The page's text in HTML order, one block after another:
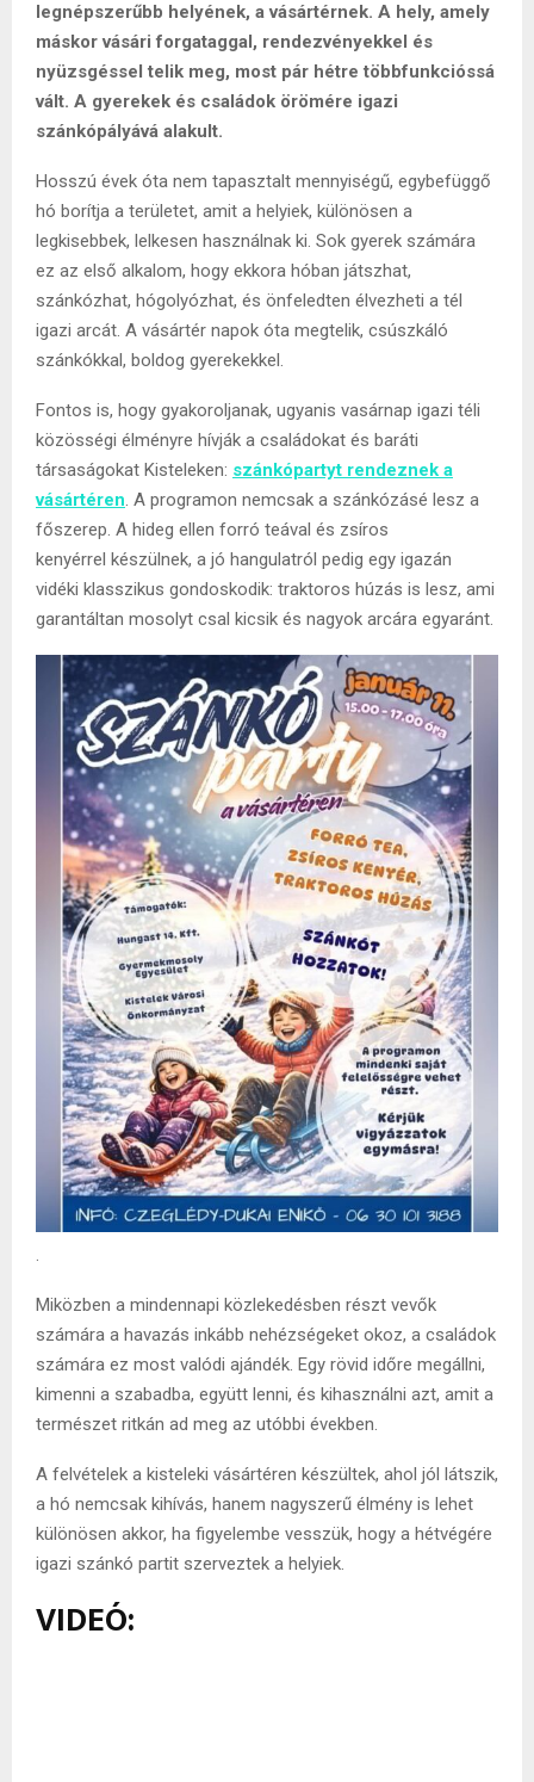
legnépszerűbb helyének, a vásártérnek. A hely, amely
máskor vásári forgataggal, rendezvényekkel és
nyüzsgéssel telik meg, most pár hétre többfunkcióssá
vált. A gyerekek és családok örömére igazi
szánkópályává alakult.
Hosszú évek óta nem tapasztalt mennyiségű, egybefüggő
hó borítja a területet, amit a helyiek, különösen a
legkisebbek, lelkesen használnak ki. Sok gyerek számára
ez az első alkalom, hogy ekkora hóban játszhat,
szánkózhat, hógolyózhat, és önfeledten élvezheti a tél
igazi arcát. A vásártér napok óta megtelik, csúszkáló
szánkókkal, boldog gyerekekkel.
Fontos is, hogy gyakoroljanak, ugyanis vasárnap igazi téli
közösségi élményre hívják a családokat és baráti
társaságokat Kisteleken: szánkópartyt rendeznek a
vásártéren. A programon nemcsak a szánkózásé lesz a
főszerep. A hideg ellen forró teával és zsíros
kenyérrel készülnek, a jó hangulatról pedig egy igazán
vidéki klasszikus gondoskodik: traktoros húzás is lesz, ami
garantáltan mosolyt csal kicsik és nagyok arcára egyaránt.
.
Miközben a mindennapi közlekedésben részt vevők
számára a havazás inkább nehézségeket okoz, a családok
számára ez most valódi ajándék. Egy rövid időre megállni,
kimenni a szabadba, együtt lenni, és kihasználni azt, amit a
természet ritkán ad meg az utóbbi években.
A felvételek a kisteleki vásártéren készültek, ahol jól látszik,
a hó nemcsak kihívás, hanem nagyszerű élmény is lehet
különösen akkor, ha figyelembe vesszük, hogy a hétvégére
igazi szánkó partit szerveztek a helyiek.
VIDEÓ: